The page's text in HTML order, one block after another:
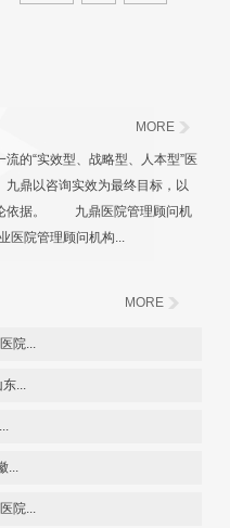
MORE
的“实效型、战略型、人本型”医
鼎以咨询实效为最终目标，以
论依据。 九鼎医院管理顾问机
医院管理顾问机构...
MORE
院...
...
...
院...